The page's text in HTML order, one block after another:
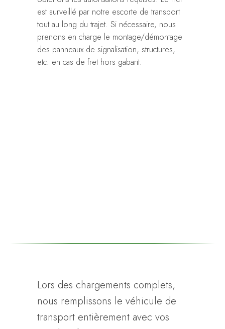
est surveillé par notre escorte de transport
tout au long du trajet. Si nécessaire, nous
prenons en charge le montage/démontage
des panneaux de signalisation, structures,
etc. en cas de fret hors gabarit.
Lors des chargements complets,
nous remplissons le véhicule de
transport entièrement avec vos